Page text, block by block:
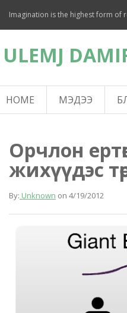
Imagination is the highest form of
ULEMJ
HOME МЭДЭЭ
Орчлон
жихүүдэс
By: Unknown on 4/19/2012